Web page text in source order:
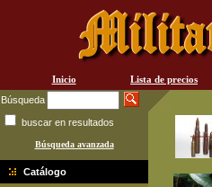
Inicio Lista de precios
Búsqueda
buscar en resultados
Búsqueda avanzada
Catálogo